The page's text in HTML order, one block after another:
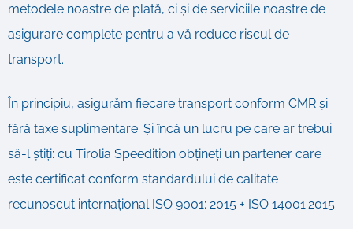
metodele noastre de plată, ci și de serviciile noastre de
asigurare complete pentru a vă reduce riscul de
transport.
În principiu, asigurăm fiecare transport conform CMR și
fără taxe suplimentare. Și încă un lucru pe care ar trebui
să-l știți: cu Tirolia Speedition obțineți un partener care
este certificat conform standardului de calitate
recunoscut internațional ISO 9001: 2015 + ISO 14001:2015.